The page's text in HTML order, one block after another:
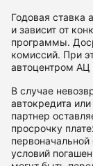
Годовая ставка
и зависит от
программы.
комиссий. При
автоцентром
В случае
автокредита
партнер
просрочку
условий